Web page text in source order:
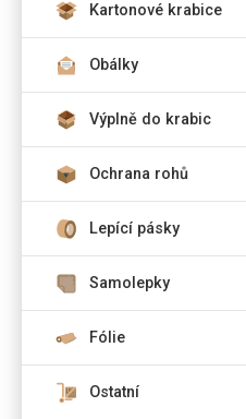
Kartonové krabice
Obálky
Výplně do krabic
Ochrana rohů
Lepící pásky
Samolepky
Fólie
Ostatní